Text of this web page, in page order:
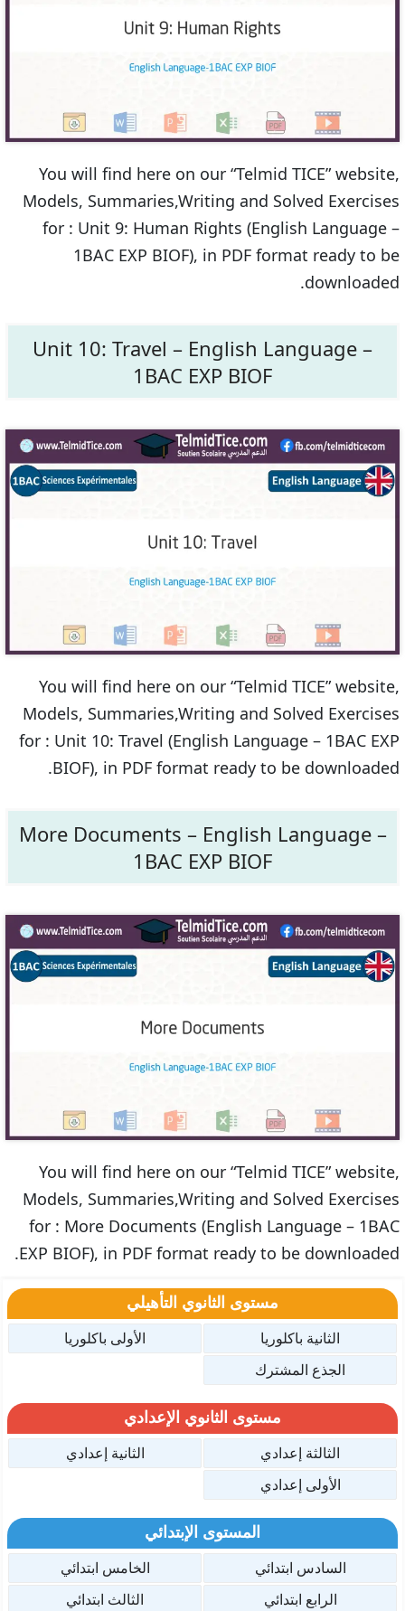
You will find here on our “Telmid TICE” website,
Models, Summaries,Writing and Solved Exercises
for : Unit 9: Human Rights (English Language –
1BAC EXP BIOF), in PDF format ready to be
downloaded.
Unit 10: Travel – English Language –
1BAC EXP BIOF
You will find here on our “Telmid TICE” website,
Models, Summaries,Writing and Solved Exercises
for : Unit 10: Travel (English Language – 1BAC EXP
BIOF), in PDF format ready to be downloaded.
More Documents – English Language –
1BAC EXP BIOF
You will find here on our “Telmid TICE” website,
Models, Summaries,Writing and Solved Exercises
for : More Documents (English Language – 1BAC
EXP BIOF), in PDF format ready to be downloaded.
مستوى الثانوي التأهيلي
الثانية باكلوريا
الأولى باكلوريا
الجذع المشترك
مستوى الثانوي الإعدادي
الثالثة إعدادي
الثانية إعدادي
الأولى إعدادي
المستوى الإبتدائي
السادس ابتدائي
الخامس ابتدائي
الرابع ابتدائي
الثالث ابتدائي